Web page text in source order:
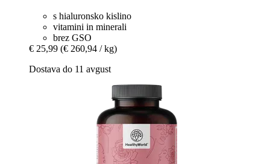
s hialuronsko kislino
vitamini in minerali
brez GSO
€ 25,99 (€ 260,94 / kg)
Dostava do 11 avgust